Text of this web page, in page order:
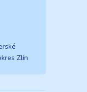
Zlín